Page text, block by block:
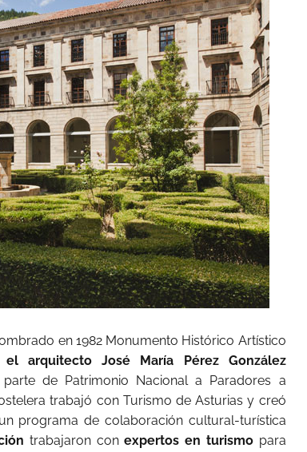
en 1982 Monumento Histórico Artístico
el arquitecto José María Pérez González
de Patrimonio Nacional a Paradores a
trabajó con Turismo de Asturias y creó
un programa de colaboración cultural-turística
trabajaron conexpertos en turismopara